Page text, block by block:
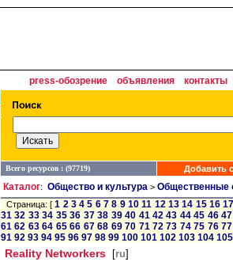
press-обозрение объявления контакты
Всего ресурсов : (97719) Добавить
Каталог: Общество и культура > Общественные
Страница: [1 2 3 4 5 6 7 8 9 10 11 12 13 14 15 16
31 32 33 34 35 36 37 38 39 40 41 42 43 44 45 46 47
61 62 63 64 65 66 67 68 69 70 71 72 73 74 75 76 77
91 92 93 94 95 96 97 98 99 100 101 102 103 104 105
Reality Networkers [ru]